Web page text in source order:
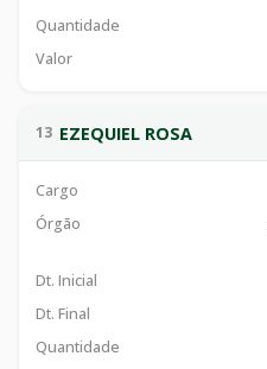
Quantidade
Valor
13 EZEQUIEL ROSA
Cargo
Órgão
Dt. Inicial
Dt. Final
Quantidade